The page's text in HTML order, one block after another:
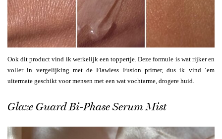
Ook dit product vind ik werkelijk een toppertje. Deze formule is wat rijker en
voller in vergelijking met de Flawless Fusion primer, dus ik vind ‘em
uitermate geschikt voor mensen met een wat vochtarme, drogere huid.
Glaze Guard Bi-Phase Serum Mist